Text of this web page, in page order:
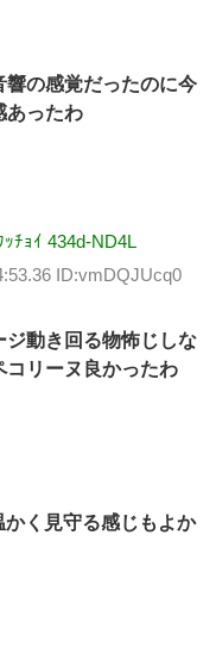
の感覚だったのに今
あったわ
ﾁｮｲ 434d-ND4L
ID:vmDQJUcq0
動き回る物怖じしな
コリーヌ良かったわ
く見守る感じもよか